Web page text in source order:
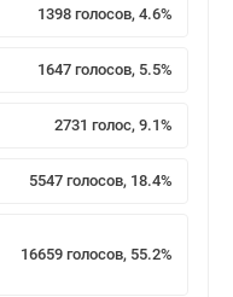
1398 голосов, 4.6%
1647 голосов, 5.5%
2731 голос, 9.1%
5547 голосов, 18.4%
16659 голосов, 55.2%